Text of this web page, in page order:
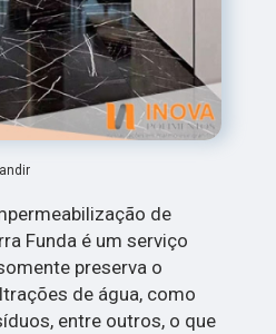
de
Funda é um serviço
preserva o
de água, como
entre outros, o que